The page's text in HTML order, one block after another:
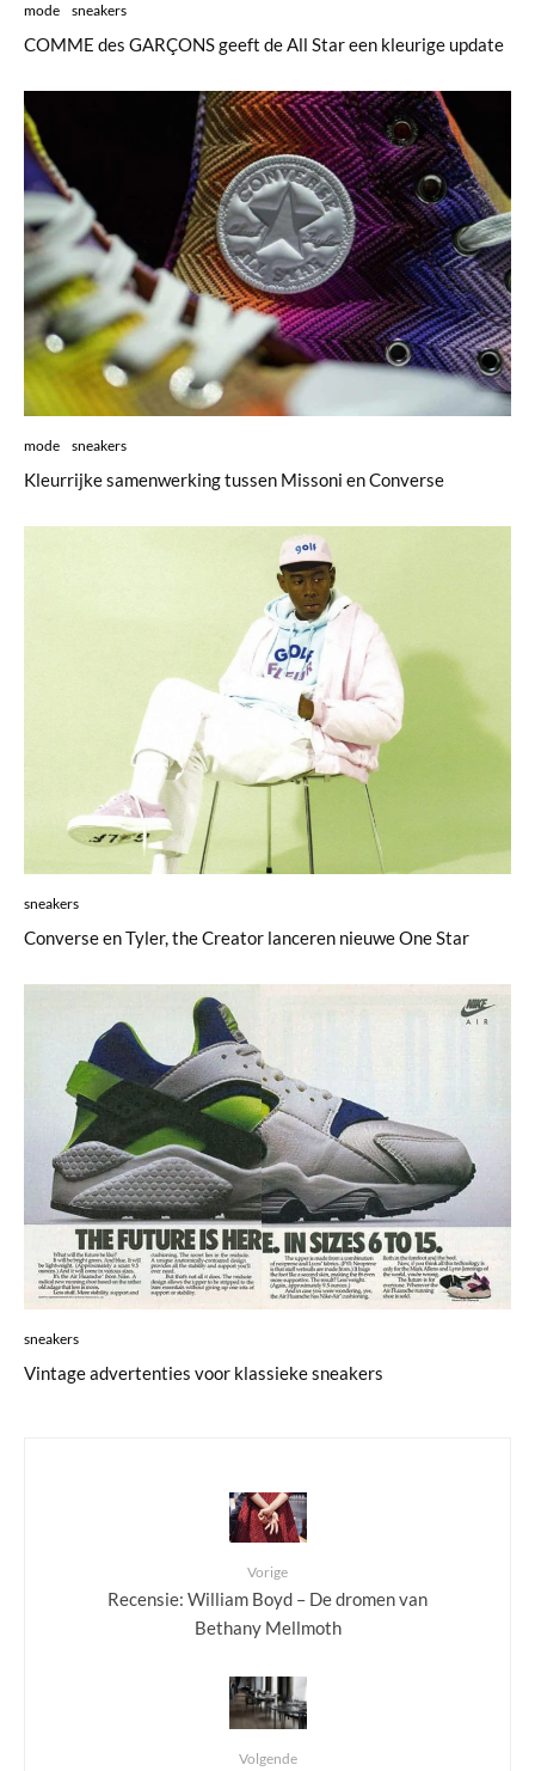
mode sneakers
COMME des GARÇONS geeft de All Star een kleurige update
mode sneakers
Kleurrijke samenwerking tussen Missoni en Converse
sneakers
Converse en Tyler, the Creator lanceren nieuwe One Star
sneakers
Vintage advertenties voor klassieke sneakers
Vorige
Recensie: William Boyd – De dromen van
Bethany Mellmoth
Volgende